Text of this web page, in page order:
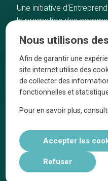
Une initiative
la promotion des
Accueil
Bonnes adresses
Quartiers
Blog
Tops 10
Nous utilisons
Afin de garantir une
site internet utilise des
de collecter des
fonctionnelles et
Pour en savoir plus,
Accepter les
Refuser